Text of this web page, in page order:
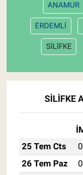
ANAMUR
ERDEMLİ
SİLİFKE
SİLİFKE
25 Tem Cts
26 Tem Paz